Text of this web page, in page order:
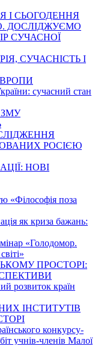
І СЬОГОДЕННЯ
ДОСЛІДЖУЄМО
СУЧАСНОЇ
СУЧАСНІСТЬ І
сучасний стан
РОСІЄЮ
НОВІ
«Філософія поза
як криза бажань:
«Голодомор.
ПРОСТОРІ:
розвиток країн
ІНСТИТУТІВ
конкурсу-
учнів-членів Малої